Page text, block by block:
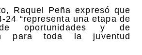
Raquel Peña expresó que
24 “representa una etapa de
de oportunidades y de
para toda la juventud